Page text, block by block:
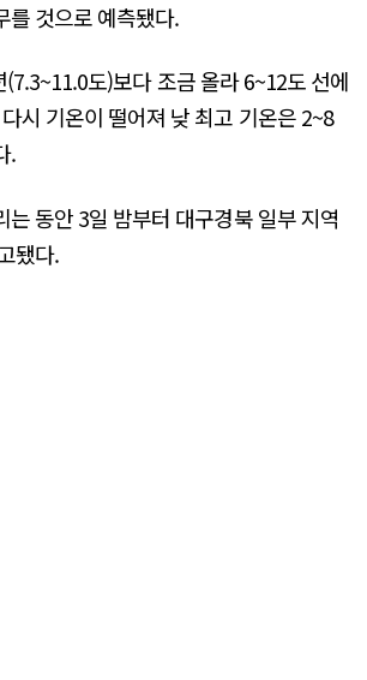
를 것으로 예측됐다.
도)보다 조금 올라 6~12도 선에
시 기온이 떨어져 낮 최고 기온은 2~8
.
는 동안 3일 밤부터 대구경북 일부 지역
됐다.